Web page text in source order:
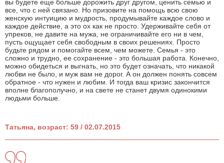
вы будете еще больше дорожить друг другом, ценить семью и
все, что с ней связано. Но призовите на помощь всю свою
женскую интуицию и мудрость, продумывайте каждое слово и
каждое действие, а это ох как не просто. Удерживайте себя от
упреков, не давите на мужа, не ограничивайте его ни в чем,
пусть ощущает себя свободным в своих решениях. Просто
будьте рядом и помогайте всем, чем можете. Семья - это
сложно и трудно, ее сохранение - это большая работа. Конечно,
можно обидеться и выгнать, но это будет означать, что никакой
любви не было, и муж вам не дорог. А он должен понять совсем
обратное - что нужен и любим. И тогда ваш кризис закончится
вполне благополучно, и на свете не станет двумя одинокими
людьми больше.
Татьяна, возраст: 59 / 02.07.2015